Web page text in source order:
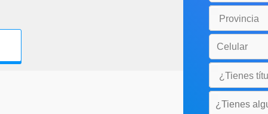
¿Tienes